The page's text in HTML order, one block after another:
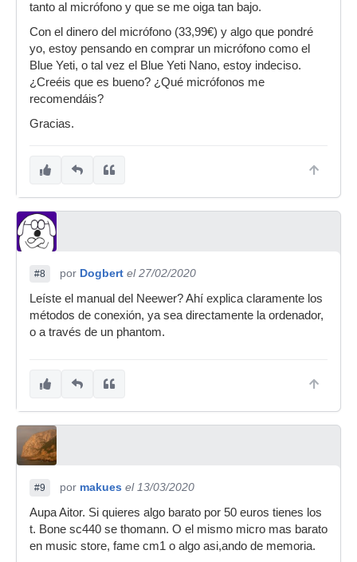
tanto al micrófono y que se me oiga tan bajo.
Con el dinero del micrófono (33,99€) y algo que pondré
yo, estoy pensando en comprar un micrófono como el
Blue Yeti, o tal vez el Blue Yeti Nano, estoy indeciso.
¿Creéis que es bueno? ¿Qué micrófonos me
recomendáis?
Gracias.
#8 por Dogbert el 27/02/2020
Leíste el manual del Neewer? Ahí explica claramente los
métodos de conexión, ya sea directamente la ordenador,
o a través de un phantom.
#9 por makues el 13/03/2020
Aupa Aitor. Si quieres algo barato por 50 euros tienes los
t. Bone sc440 se thomann. O el mismo micro mas barato
en music store, fame cm1 o algo asi,ando de memoria.